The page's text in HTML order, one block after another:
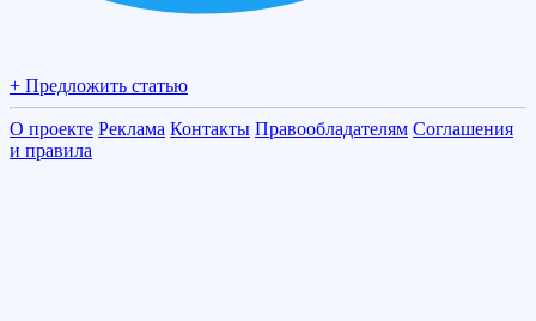
+ Предложить статью
О проекте Реклама Контакты Правообладателям Соглашения
и правила